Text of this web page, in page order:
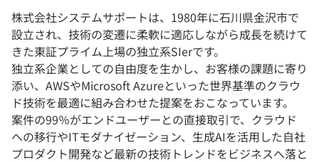
株式会社システムサポートは、1980年に石川県金沢市で
設立され、技術の変遷に柔軟に適応しながら成長を続けて
きた東証プライム上場の独立系SIerです。
独立系企業としての自由度を生かし、お客様の課題に寄り
添い、AWSやMicrosoft Azureといった世界基準のクラウ
ド技術を最適に組み合わせた提案をおこなっています。
案件の99％がエンドユーザーとの直接取引で、クラウド
への移行やITモダナイゼーション、生成AIを活用した自社
プロダクト開発など最新の技術トレンドをビジネスへ落と